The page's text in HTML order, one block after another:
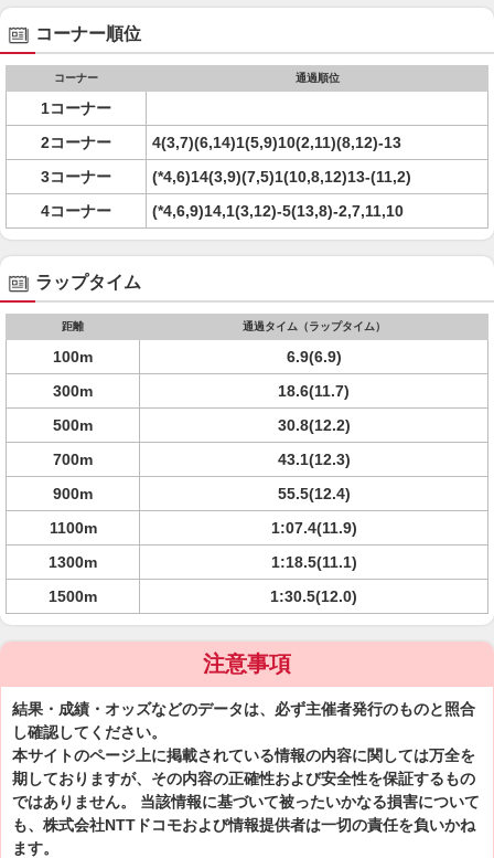
コーナー順位
コーナー 通過順位
1コーナー
2コーナー
4(3,7)(6,14)1(5,9)10(2,11)(8,12)-13
3コーナー
(*4,6)14(3,9)(7,5)1(10,8,12)13-(11,2)
4コーナー
(*4,6,9)14,1(3,12)-5(13,8)-2,7,11,10
ラップタイム
距離 通過タイム（ラップタイム）
100m
6.9(6.9)
300m
18.6(11.7)
500m
30.8(12.2)
700m
43.1(12.3)
900m
55.5(12.4)
1100m
1:07.4(11.9)
1300m
1:18.5(11.1)
1500m
1:30.5(12.0)
注意事項
結果・成績・オッズなどのデータは、必ず主催者発行のものと照合
し確認してください。
本サイトのページ上に掲載されている情報の内容に関しては万全を
期しておりますが、その内容の正確性および安全性を保証するもの
ではありません。 当該情報に基づいて被ったいかなる損害について
も、株式会社NTTドコモおよび情報提供者は一切の責任を負いかね
ます。